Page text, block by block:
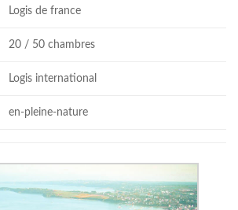
Logis de france
20 / 50 chambres
Logis international
en-pleine-nature